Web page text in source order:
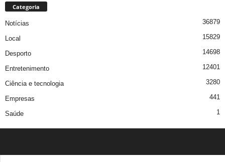
Categoria
Notícias 36879
Local 15829
Desporto 14698
Entretenimento 12401
Ciência e tecnologia 3280
Empresas 441
Saúde 1